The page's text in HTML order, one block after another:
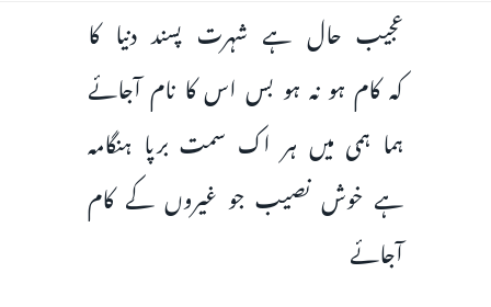
عجیب حال ہے شہرت پسند دنیا کا
کہ کام ہو نہ ہو بس اس کا نام آجائے
ہما ہمی میں ہر اک سمت برپا ہنگامہ
ہے خوش نصیب جو غیروں کے کام
آجائے